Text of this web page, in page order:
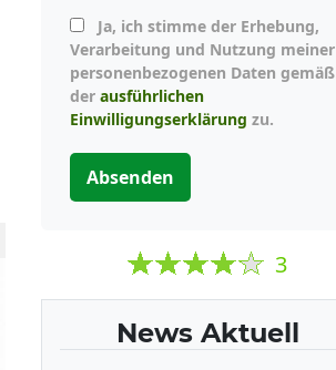
Verarbeitung und Nutzung meiner
personenbezogenen Daten gemäß
der ausführlichen
Einwilligungserklärung zu.
Absenden
3
News Aktuell